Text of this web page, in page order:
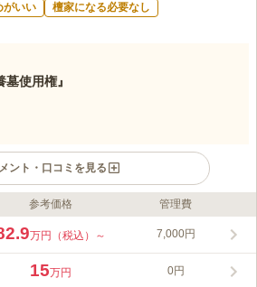
がいい
檀家になる必要なし
使用権』
ント・口コミを見る
ト
置しているゆぎ霊苑では、日当たり良好です。
墓地になっています。電車やバス、お車でのア
でお参りしやすいです。霊園内の通路はフラッ
参考価格 管理費
万円（税込）～ 7,000円
15万円 0円